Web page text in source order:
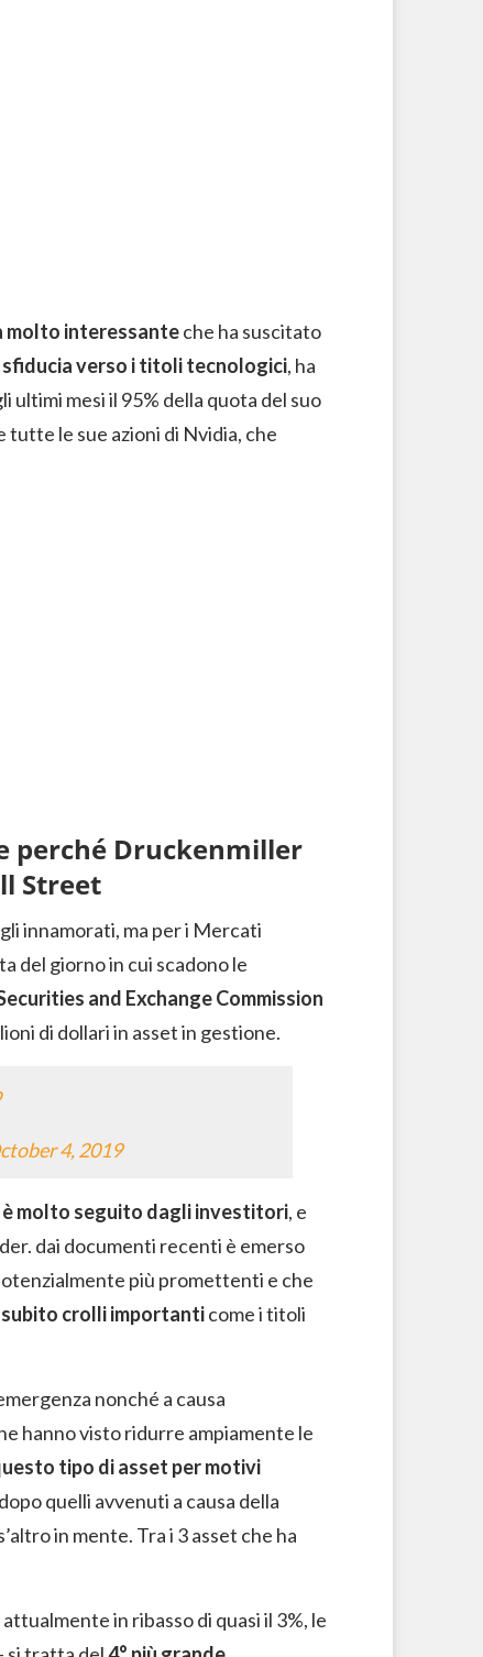
molto interessanteche ha suscitato
sfiducia verso i titoli tecnologici, ha
ultimi mesi il 95% della quota del suo
tutte le sue azioni di Nvidia, che
perché Druckenmiller
Street
innamorati, ma per i Mercati
del giorno in cui scadono le
and Exchange Commission
di dollari in asset in gestione.
4, 2019
molto seguito dagli investitori, e
dai documenti recenti è emerso
più promettenti e che
subito crolli importanticome i titoli
nonché a causa
hanno visto ridurre ampiamente le
tipo di asset per motivi
dopo quelli avvenuti a causa della
in mente. Tra i 3 asset che ha
attualmente in ribasso di quasi il 3%, le